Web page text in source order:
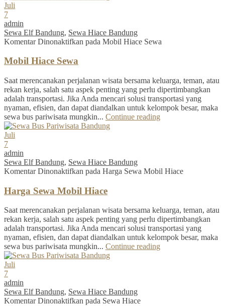
Juli
7
admin
Sewa Elf Bandung, Sewa Hiace Bandung
Komentar Dinonaktifkan pada Mobil Hiace Sewa
Mobil Hiace Sewa
Saat merencanakan perjalanan wisata bersama keluarga, teman, atau
rekan kerja, salah satu aspek penting yang perlu dipertimbangkan
adalah transportasi. Jika Anda mencari solusi transportasi yang
nyaman, efisien, dan dapat diandalkan untuk kelompok besar, maka
sewa bus pariwisata mungkin... Continue reading
Juli
7
admin
Sewa Elf Bandung, Sewa Hiace Bandung
Komentar Dinonaktifkan pada Harga Sewa Mobil Hiace
Harga Sewa Mobil Hiace
Saat merencanakan perjalanan wisata bersama keluarga, teman, atau
rekan kerja, salah satu aspek penting yang perlu dipertimbangkan
adalah transportasi. Jika Anda mencari solusi transportasi yang
nyaman, efisien, dan dapat diandalkan untuk kelompok besar, maka
sewa bus pariwisata mungkin... Continue reading
Juli
7
admin
Sewa Elf Bandung, Sewa Hiace Bandung
Komentar Dinonaktifkan pada Sewa Hiace